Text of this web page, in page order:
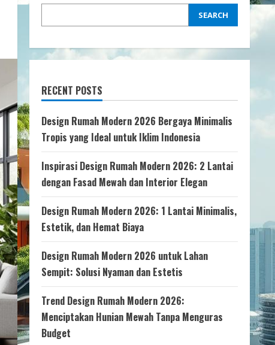
SEARCH
RECENT POSTS
Design Rumah Modern 2026 Bergaya Minimalis
Tropis yang Ideal untuk Iklim Indonesia
Inspirasi Design Rumah Modern 2026: 2 Lantai
dengan Fasad Mewah dan Interior Elegan
Design Rumah Modern 2026: 1 Lantai Minimalis,
Estetik, dan Hemat Biaya
Design Rumah Modern 2026 untuk Lahan
Sempit: Solusi Nyaman dan Estetis
Trend Design Rumah Modern 2026:
Menciptakan Hunian Mewah Tanpa Menguras
Budget